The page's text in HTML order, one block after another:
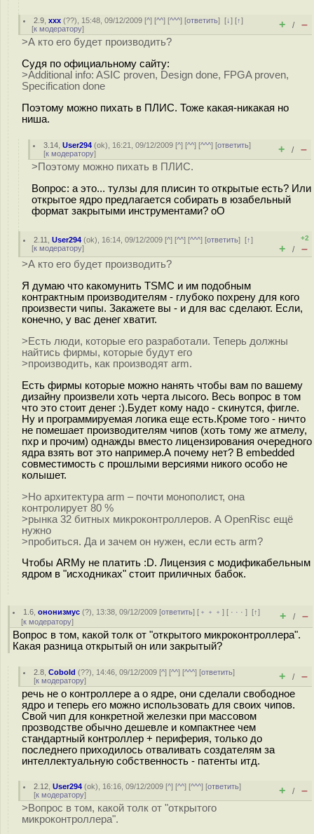
2.9 ,xxx (??), 15:48, 09/12/2009 [^] [^^] [^^^] [ответить][↓] [↑]
[к модератору] + / –
>А кто его будет производить?
Судя по официальному сайту:
>Additional info: ASIC proven, Design done, FPGA proven,
Specification done
Поэтому можно пихать в ПЛИС. Тоже какая-никакая но
ниша.
3.14 ,User294 (ok), 16:21, 09/12/2009 [^] [^^] [^^^] [ответить]
[к модератору] + / –
>Поэтому можно пихать в ПЛИС.
Вопрос: а это... тулзы для плисин то открытые есть? Или
открытое ядро предлагается собирать в юзабельный
формат закрытыми инструментами? oO
2.11 ,User294 (ok), 16:14, 09/12/2009 [^] [^^] [^^^] [ответить][↑]
[к модератору]
+2
+ / –
>А кто его будет производить?
Я думаю что какомунить TSMC и им подобным
контрактным производителям - глубоко похрену для кого
произвести чипы. Закажете вы - и для вас сделают. Если,
конечно, у вас денег хватит.
>Есть люди, которые его разработали. Теперь должны
найтись фирмы, которые будут его
>производить, как производят arm.
Есть фирмы которые можно нанять чтобы вам по вашему
дизайну произвели хоть черта лысого. Весь вопрос в том
что это стоит денег :).Будет кому надо - скинутся, фигле.
Ну и программируемая логика еще есть.Кроме того - ничто
не помешает производителям чипов (хоть тому же атмелу,
nxp и прочим) однажды вместо лицензирования очередного
ядра взять вот это например.А почему нет? В embedded
совместимость с прошлыми версиями никого особо не
колышет.
>Но архитектура arm – почти монополист, она
контролирует 80 %
>рынка 32 битных микроконтроллеров. А OpenRisc ещё
нужно
>пробиться. Да и зачем он нужен, если есть arm?
Чтобы ARMу не платить :D. Лицензия с модификабельным
ядром в "исходниках" стоит приличных бабок.
1.6 ,ононизмус (?), 13:38, 09/12/2009 [ответить] [ ﹢﹢﹢] [ · · ·][↑]
[к модератору] + / –
Вопрос в том, какой толк от "открытого микроконтроллера".
Какая разница открытый он или закрытый?
2.8 ,Cobold (??), 14:46, 09/12/2009 [^] [^^] [^^^] [ответить]
[к модератору] + / –
речь не о контроллере а о ядре, они сделали свободное
ядро и теперь его можно использовать для своих чипов.
Свой чип для конкретной железки при массовом
прозводстве обычно дешевле и компактнее чем
стандартный контроллер + периферия, только до
последнего приходилось отваливать создателям за
интеллектуальную собственность - патенты итд.
2.12 ,User294 (ok), 16:16, 09/12/2009 [^] [^^] [^^^] [ответить]
[к модератору] + / –
>Вопрос в том, какой толк от "открытого
микроконтроллера".